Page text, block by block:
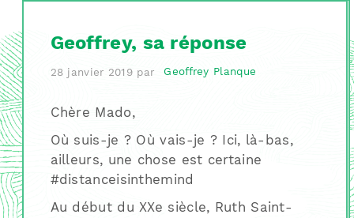
Geoffrey, sa réponse
28 janvier 2019 par Geoffrey Planque
Chère Mado,
Où suis-je ? Où vais-je ? Ici, là-bas,
ailleurs, une chose est certaine
#distanceisinthemind
Au début du XXe siècle, Ruth Saint-